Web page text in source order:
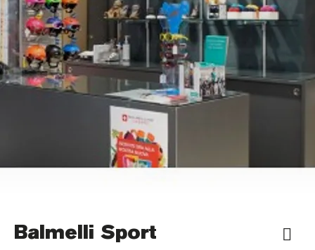
Balmelli Sport